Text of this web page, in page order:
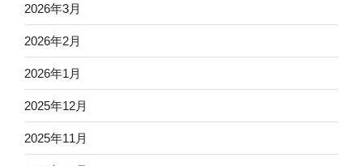
2026年3月
2026年2月
2026年1月
2025年12月
2025年11月